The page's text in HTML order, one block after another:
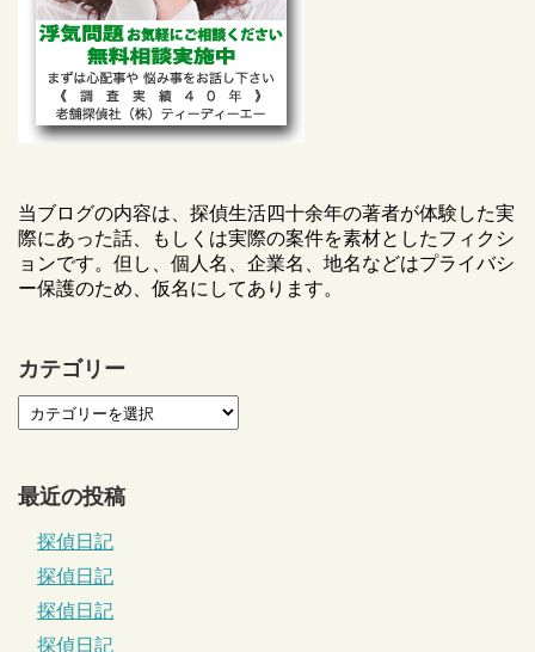
当ブログの内容は、探偵生活四十余年の著者が体験した実
際にあった話、もしくは実際の案件を素材としたフィクシ
ョンです。但し、個人名、企業名、地名などはプライバシ
ー保護のため、仮名にしてあります。
カテゴリー
最近の投稿
探偵日記
探偵日記
探偵日記
探偵日記